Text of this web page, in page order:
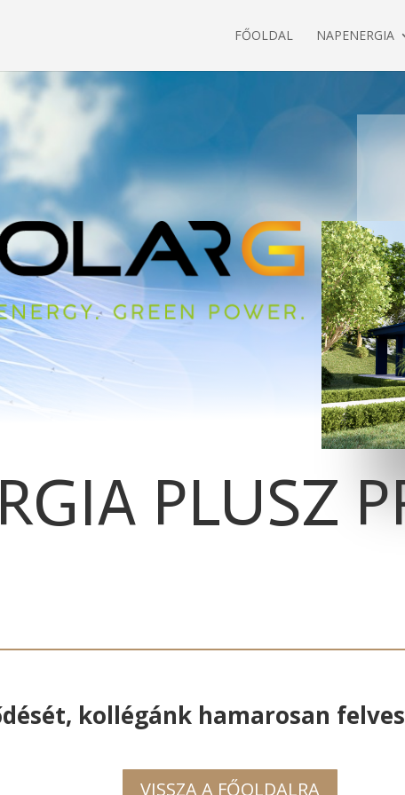
FŐOLDAL NAPENERGIA
PLUSZ
kollégánk hamarosan
VISSZA A FŐOLDALRA